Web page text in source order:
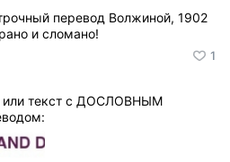
перевод Волжиной, 1902
и сломано!
1
или текст с ДОСЛОВНЫМ